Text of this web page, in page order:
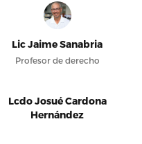
Lic Jaime Sanabria
Profesor de derecho
Lcdo Josué Cardona
Hernández